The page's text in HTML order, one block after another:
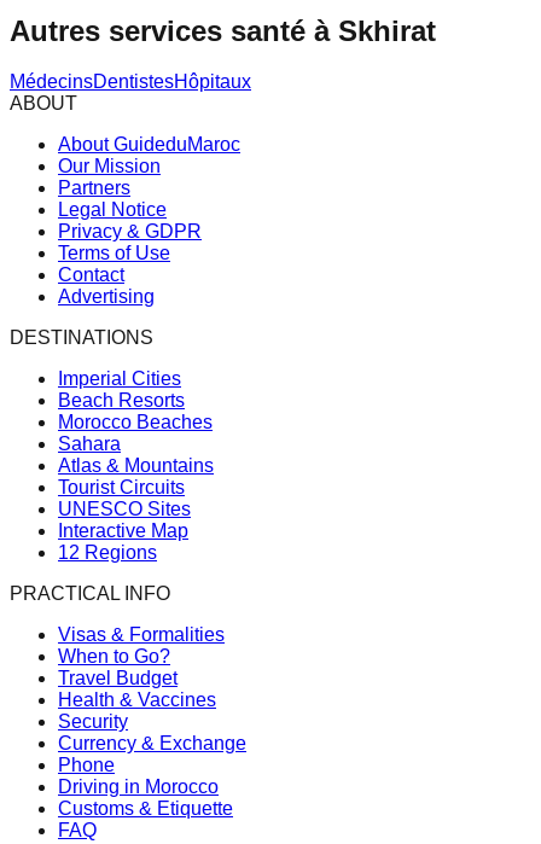
Autres services santé à Skhirat
MédecinsDentistesHôpitaux
ABOUT
About GuideduMaroc
Our Mission
Partners
Legal Notice
Privacy & GDPR
Terms of Use
Contact
Advertising
DESTINATIONS
Imperial Cities
Beach Resorts
Morocco Beaches
Sahara
Atlas & Mountains
Tourist Circuits
UNESCO Sites
Interactive Map
12 Regions
PRACTICAL INFO
Visas & Formalities
When to Go?
Travel Budget
Health & Vaccines
Security
Currency & Exchange
Phone
Driving in Morocco
Customs & Etiquette
FAQ